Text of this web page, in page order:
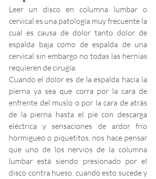
Leer un disco en columna lumbar o
cervical es una patología muy frecuente la
cual es causa de dolor tanto dolor de
espalda baja como de espalda de una
cervical sin embargo no todas las hernias
requieren de cirugía.
Cuando el dolor es de la espalda hacia la
pierna ya sea que corra por la cara de
enfrente del muslo o por la cara de atrás
de la pierna hasta el pie con descarga
eléctrica y sensaciones de ardor frío
hormigueo o piquetitos, nos hace pensar
que uno de los nervios de la columna
lumbar está siendo presionado por el
disco contra hueso. cuando esto sucede y